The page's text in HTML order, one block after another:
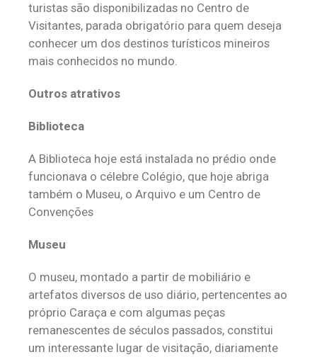
turistas são disponibilizadas no Centro de
Visitantes, parada obrigatório para quem deseja
conhecer um dos destinos turísticos mineiros
mais conhecidos no mundo.
Outros atrativos
Biblioteca
A Biblioteca hoje está instalada no prédio onde
funcionava o célebre Colégio, que hoje abriga
também o Museu, o Arquivo e um Centro de
Convenções
Museu
O museu, montado a partir de mobiliário e
artefatos diversos de uso diário, pertencentes ao
próprio Caraça e com algumas peças
remanescentes de séculos passados, constitui
um interessante lugar de visitação, diariamente